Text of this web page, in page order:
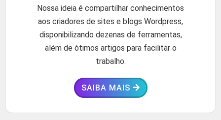
Nossa ideia é compartilhar conhecimentos
aos criadores de sites e blogs Wordpress,
disponibilizando dezenas de ferramentas,
além de ótimos artigos para facilitar o
trabalho.
SAIBA MAIS